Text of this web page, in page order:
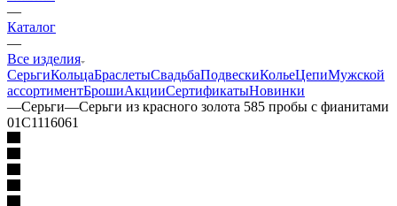
—
Каталог
—
Все изделия
СерьгиКольцаБраслетыСвадьбаПодвескиКольеЦепиМужской
ассортиментБрошиАкцииСертификатыНовинки
—Серьги—Серьги из красного золота 585 пробы с фианитами
01С1116061